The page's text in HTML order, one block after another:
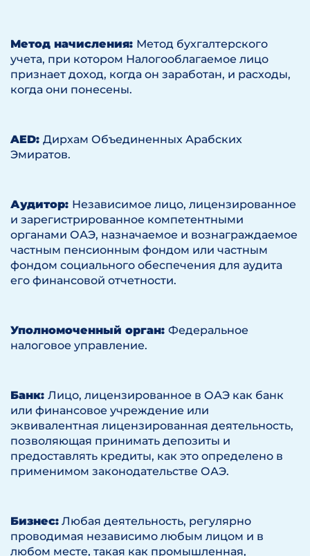
Метод начисления: Метод бухгалтерского
учета, при котором Налогооблагаемое лицо
признает доход, когда он заработан, и расходы,
когда они понесены.
AED: Дирхам Объединенных Арабских
Эмиратов.
Аудитор: Независимое лицо, лицензированное
и зарегистрированное компетентными
органами ОАЭ, назначаемое и вознаграждаемое
частным пенсионным фондом или частным
фондом социального обеспечения для аудита
его финансовой отчетности.
Уполномоченный орган: Федеральное
налоговое управление.
Банк: Лицо, лицензированное в ОАЭ как банк
или финансовое учреждение или
эквивалентная лицензированная деятельность,
позволяющая принимать депозиты и
предоставлять кредиты, как это определено в
применимом законодательстве ОАЭ.
Бизнес: Любая деятельность, регулярно
проводимая независимо любым лицом и в
любом месте, такая как промышленная,